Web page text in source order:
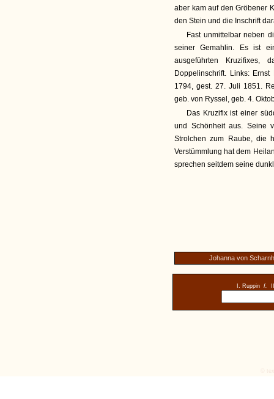
aber kam auf den Gröbener
den Stein und die Inschrift
Fast unmittelbar neben
seiner Gemahlin. Es ist
ausgeführten Kruzifixes,
Doppelinschrift. Links:
1794, gest. 27. Juli 1851.
geb. von Ryssel, geb. 4.
Das Kruzifix ist einer
und Schönheit aus. Seine
Strolchen zum Raube, die
Verstümmlung hat dem
sprechen seitdem seine
Johanna von
I. Ruppin f.